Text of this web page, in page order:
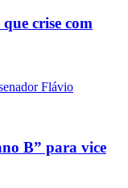
crise com
B” para vice